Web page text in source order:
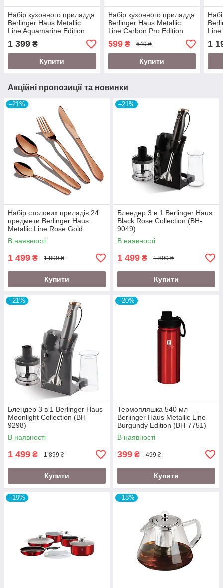
Набір кухонного приладдя
Berlinger Haus Metallic
Line Aquamarine Edition
(BH-6326)
1 399 ₴
Купити
Набір кухонного приладдя
Berlinger Haus Metallic
Line Carbon Pro Edition
(BH-6322)
599₴ 649 ₴
Купити
Line
1
Акційні пропозиції та новинки
–21%
Набір столових приладів 24
предмети Berlinger Haus
Metallic Line Rose Gold
Edition (BH-2623)
В наявності
1 499 ₴ 1 899 ₴
Купити
–21%
Блендер 3 в 1 Berlinger Haus
Black Rose Collection (BH-
9049)
В наявності
1 499 ₴ 1 899 ₴
Купити
–21%
Блендер 3 в 1 Berlinger Haus
Moonlight Collection (BH-
9298)
В наявності
1 499 ₴ 1 899 ₴
Купити
–20%
Термопляшка 540 мл
Berlinger Haus Metallic Line
Burgundy Edition (BH-7751)
В наявності
399 ₴ 499 ₴
Купити
–19% –18%